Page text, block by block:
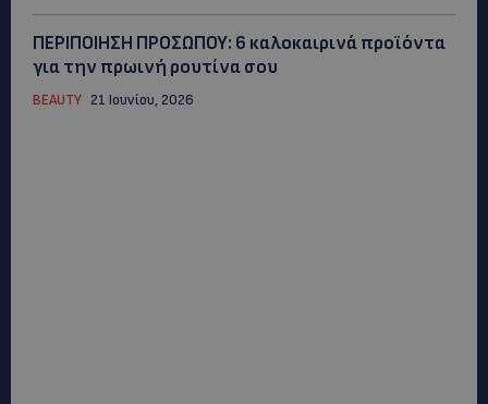
ΠΕΡΙΠΟΙΗΣΗ ΠΡΟΣΩΠΟΥ: 6 καλοκαιρινά προϊόντα
για την πρωινή ρουτίνα σου
BEAUTY 21 Ιουνίου, 2026